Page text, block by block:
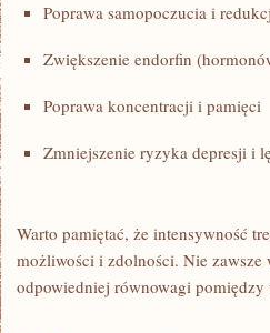
Poprawa samopoczucia i
Zwiększenie endorfin
Poprawa koncentracji i pamięci
Zmniejszenie ⁢ryzyka ⁢depresji i‍
Warto pamiętać, że⁣ intensywność
możliwości i zdolności. Nie
‍odpowiedniej równowagi